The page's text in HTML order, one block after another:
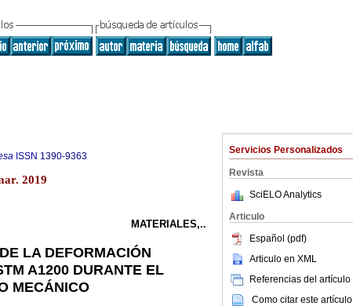
Servicios Personalizados
Revista
SciELO Analytics
Articulo
Español (pdf)
Articulo en XML
Referencias del artículo
Como citar este artículo
ISSN 1390-9363
2019
MATERIALES,..
LA DEFORMACIÓN
A1200 DURANTE EL
MECÁNICO